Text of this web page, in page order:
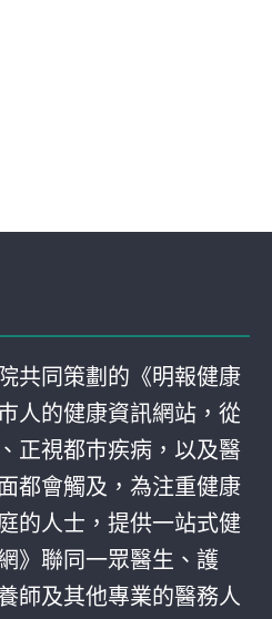
共同策劃的《明報健康
人的健康資訊網站，從
正視都巿疾病，以及醫
都會觸及，為注重健康
的人士，提供一站式健
》聯同一眾醫生、護
師及其他專業的醫務人